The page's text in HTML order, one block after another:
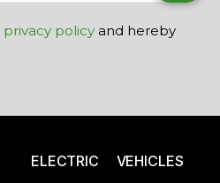
privacy policy and hereby
ELECTRIC VEHICLES